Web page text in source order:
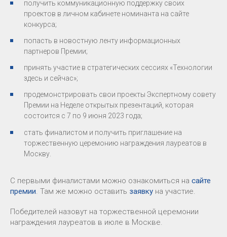
получить коммуникационную поддержку своих
проектов в личном кабинете номинанта на сайте
конкурса;
попасть в новостную ленту информационных
партнеров Премии;
принять участие в стратегических сессиях «Технологии
здесь и сейчас»;
продемонстрировать свои проекты Экспертному совету
Премии на Неделе открытых презентаций, которая
состоится с 7 по 9 июня 2023 года;
стать финалистом и получить приглашение на
торжественную церемонию награждения лауреатов в
Москву.
С первыми финалистами можно ознакомиться на сайте
премии. Там же можно оставить заявку на участие.
Победителей назовут на торжественной церемонии
награждения лауреатов в июле в Москве.